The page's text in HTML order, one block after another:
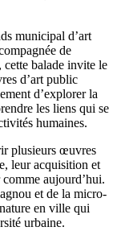
municipal d’art
de
cette balade invite le
d’art public
d’explorer la
les liens qui se
humaines.
plusieurs œuvres
leur acquisition et
aujourd’hui.
et de la micro-
en ville qui
urbaine.